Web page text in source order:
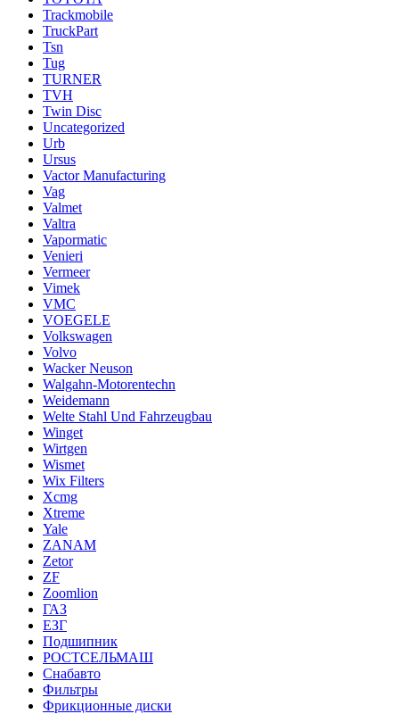
Trackmobile
TruckPart
Tsn
Tug
TURNER
TVH
Twin Disc
Uncategorized
Urb
Ursus
Vactor Manufacturing
Vag
Valmet
Valtra
Vapormatic
Venieri
Vermeer
Vimek
VMC
VOEGELE
Volkswagen
Volvo
Wacker Neuson
Walgahn-Motorentechn
Weidemann
Welte Stahl Und Fahrzeugbau
Winget
Wirtgen
Wismet
Wix Filters
Xcmg
Xtreme
Yale
ZANAM
Zetor
ZF
Zoomlion
ГАЗ
ЕЗГ
Подшипник
РОСТСЕЛЬМАШ
Снабавто
Фильтры
Фрикционные диски